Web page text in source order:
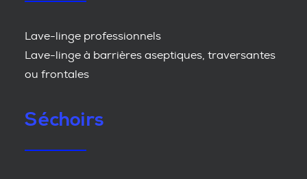
Lave-linge professionnels
Lave-linge à barrières aseptiques, traversantes
ou frontales
Séchoirs